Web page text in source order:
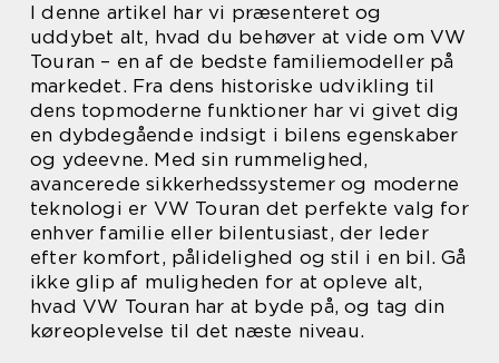
I denne artikel har vi præsenteret og
uddybet alt, hvad du behøver at vide om VW
Touran – en af de bedste familiemodeller på
markedet. Fra dens historiske udvikling til
dens topmoderne funktioner har vi givet dig
en dybdegående indsigt i bilens egenskaber
og ydeevne. Med sin rummelighed,
avancerede sikkerhedssystemer og moderne
teknologi er VW Touran det perfekte valg for
enhver familie eller bilentusiast, der leder
efter komfort, pålidelighed og stil i en bil. Gå
ikke glip af muligheden for at opleve alt,
hvad VW Touran har at byde på, og tag din
køreoplevelse til det næste niveau.